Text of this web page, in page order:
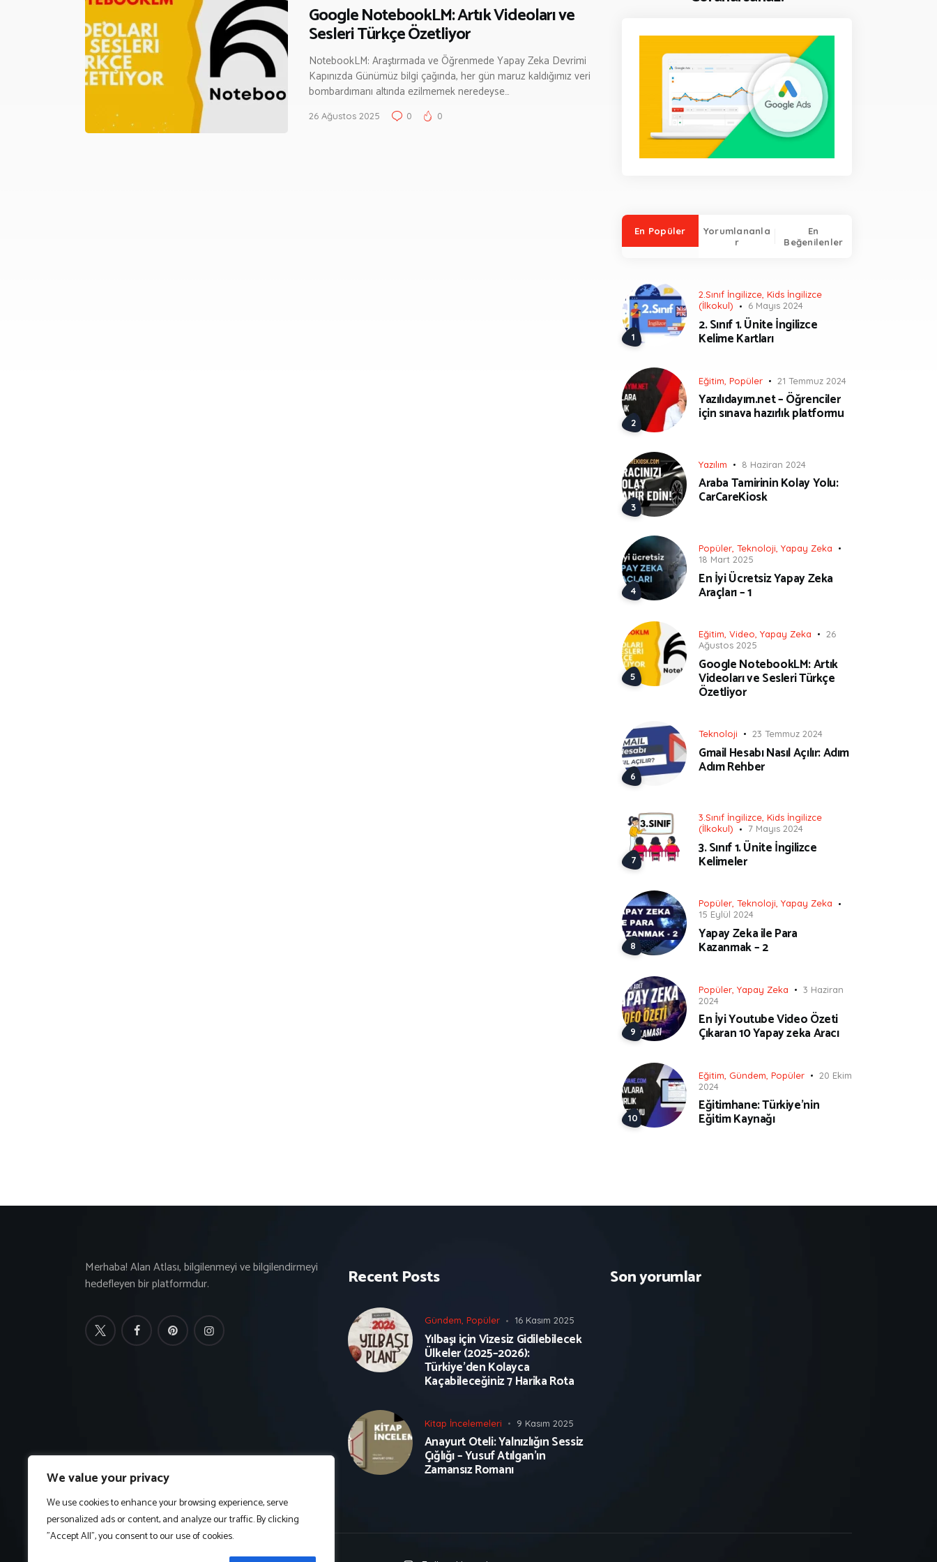
We value your privacy
We use cookies to enhance your browsing experience, serve
personalized ads or content, and analyze our traffic. By clicking
"Accept All", you consent to our use of cookies.
Google NotebookLM: Artık Videoları ve
Sesleri Türkçe Özetliyor
NotebookLM: Araştırmada ve Öğrenmede Yapay Zeka Devrimi
Kapınızda Günümüz bilgi çağında, her gün maruz kaldığımız veri
bombardımanı altında ezilmemek neredeyse…
26 Ağustos 2025 0 0
En Popüler
Yorumlananla
r
En
Beğenilenler
2.Sınıf İngilizce, Kids İngilizce
(İlkokul)
6 Mayıs 2024
2. Sınıf 1. Ünite İngilizce
Kelime Kartları
Eğitim Popüler 21 Temmuz 2024
Yazılıdayım.net – Öğrenciler
için sınava hazırlık platformu
Yazılım 8 Haziran 2024
Araba Tamirinin Kolay Yolu:
CarCareKiosk
Popüler Teknoloji Yapay Zeka
18 Mart 2025
En İyi Ücretsiz Yapay Zeka
Araçları – 1
Eğitim Video Yapay Zeka
26
Ağustos 2025
Google NotebookLM: Artık
Videoları ve Sesleri Türkçe
Özetliyor
Teknoloji 23 Temmuz 2024
Gmail Hesabı Nasıl Açılır: Adım
Adım Rehber
3.Sınıf İngilizce, Kids İngilizce
(İlkokul)
7 Mayıs 2024
3. Sınıf 1. Ünite İngilizce
Kelimeler
Popüler, Teknoloji, Yapay Zeka
15 Eylül 2024
Yapay Zeka ile Para
Kazanmak – 2
Popüler Yapay Zeka
3 Haziran
2024
En İyi Youtube Video Özeti
Çıkaran 10 Yapay zeka Aracı
Eğitim Gündem Popüler
20 Ekim
2024
Eğitimhane: Türkiye’nin
Eğitim Kaynağı
Merhaba! Alan Atlası, bilgilenmeyi ve bilgilendirmeyi
hedefleyen bir platformdur.
Recent Posts
Gündem, Popüler 16 Kasım 2025
Yılbaşı için Vizesiz Gidilebilecek
Ülkeler (2025–2026):
Türkiye’den Kolayca
Kaçabileceğiniz 7 Harika Rota
Kitap İncelemeleri 9 Kasım 2025
Anayurt Oteli: Yalnızlığın Sessiz
Çığlığı – Yusuf Atılgan’ın
Zamansız Romanı
Son yorumlar